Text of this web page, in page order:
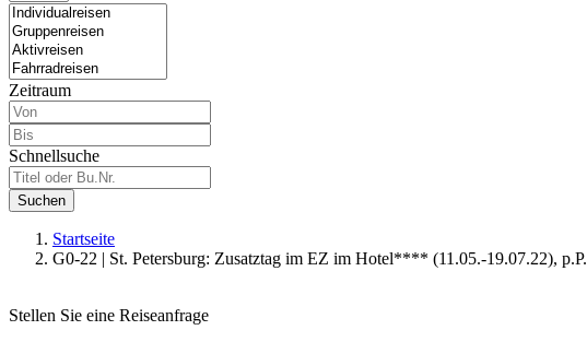
Zeitraum
Schnellsuche
Suchen
Startseite
G0-22 | St. Petersburg: Zusatztag im EZ im Hotel**** (11.05.-19.07.22), p.P.
Stellen Sie eine Reiseanfrage